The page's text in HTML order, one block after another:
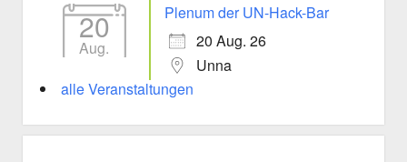
20
Aug.
Plenum der UN-Hack-Bar
20 Aug. 26
Unna
alle Veranstaltungen